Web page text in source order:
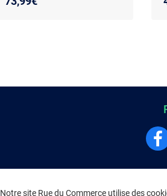
durable
Notre site Rue du Commerce utilise des
NOUS REJOINDRE